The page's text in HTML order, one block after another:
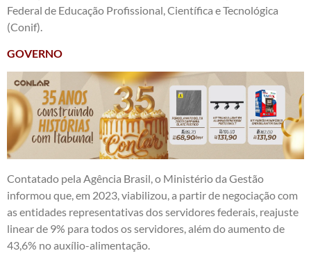
Federal de Educação Profissional, Científica e Tecnológica
(Conif).
GOVERNO
Contatado pela Agência Brasil, o Ministério da Gestão
informou que, em 2023, viabilizou, a partir de negociação com
as entidades representativas dos servidores federais, reajuste
linear de 9% para todos os servidores, além do aumento de
43,6% no auxílio-alimentação.